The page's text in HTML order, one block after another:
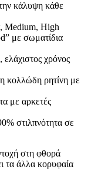
κάλυψη κάθε
Medium, High
με σωματίδια
χρόνος
κολλώδη ρητίνη με
με αρκετές
στιλπνότητα σε
στη φθορά
τα άλλα κορυφαία